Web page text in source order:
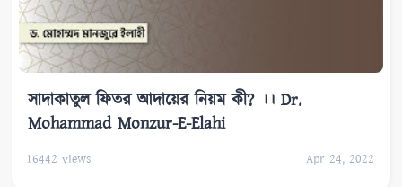
সাদাকাতুল ফিতর আদায়ের নিয়ম কী? ।। Dr.
Mohammad Monzur-E-Elahi
16442 views Apr 24, 2022